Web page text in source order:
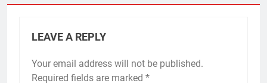
LEAVE A REPLY
Your email address will not be published.
Required fields are marked *